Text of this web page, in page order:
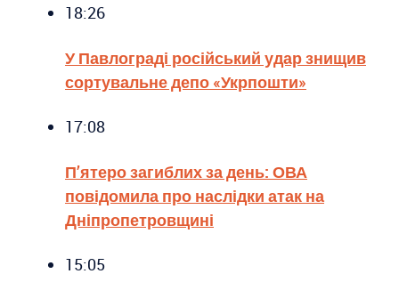
18:26
У Павлограді російський удар знищив
сортувальне депо «Укрпошти»
17:08
П’ятеро загиблих за день: ОВА
повідомила про наслідки атак на
Дніпропетровщині
15:05